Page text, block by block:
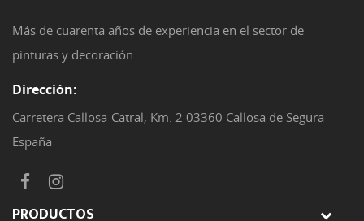
Más de cuarenta años de experiencia en el sector de
pinturas y decoración.
Dirección:
Carretera Callosa-Catral, Km. 2 03360 Callosa de Segura
España
PRODUCTOS